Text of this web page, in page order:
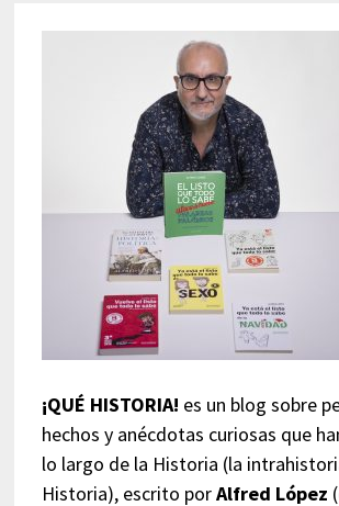
¡QUÉ HISTORIA! es un blog sobre
hechos y anécdotas curiosas que
lo largo de la Historia (la
Historia), escrito porAlfred López